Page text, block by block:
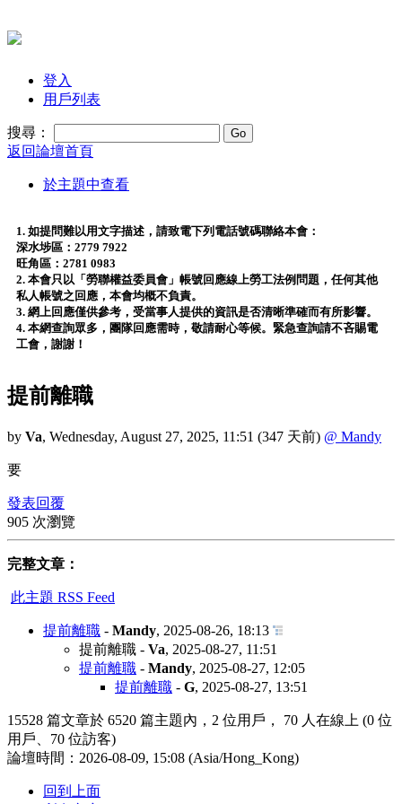
登入
用戶列表
搜尋：
返回論壇首頁
於主題中查看
1. 如提問難以用文字描述，請致電下列電話號碼聯絡本會：
深水埗區：2779 7922
旺角區：2781 0983
2. 本會只以「勞聯權益委員會」帳號回應線上勞工法例問題，任何其他
私人帳號之回應，本會均概不負責。
3. 網上回應僅供參考，受當事人提供的資訊是否清晰準確而有所影響。
4. 本網查詢眾多，團隊回應需時，敬請耐心等候。緊急查詢請不吝賜電
工會，謝謝！
提前離職
by Va, Wednesday, August 27, 2025, 11:51 (347 天前) @ Mandy
要
發表回覆
905 次瀏覽
完整文章：
此主題 RSS Feed
提前離職 - Mandy, 2025-08-26, 18:13
提前離職 - Va, 2025-08-27, 11:51
提前離職 - Mandy, 2025-08-27, 12:05
提前離職 - G, 2025-08-27, 13:51
15528 篇文章於 6520 篇主題內，2 位用戶， 70 人在線上 (0 位
用戶、70 位訪客)
論壇時間：2026-08-09, 15:08 (Asia/Hong_Kong)
回到上面